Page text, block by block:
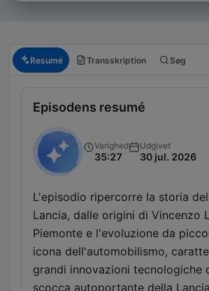
Resumé Transskription Søg
Episodens resumé
Varighed
35:27
Udgivet
30 jul. 2026
L'episodio ripercorre la storia
Lancia, dalle origini di Vincenzo
Piemonte e l'evoluzione da
icona dell'automobilismo,
grandi innovazioni tecnologiche
scocca autoportante della